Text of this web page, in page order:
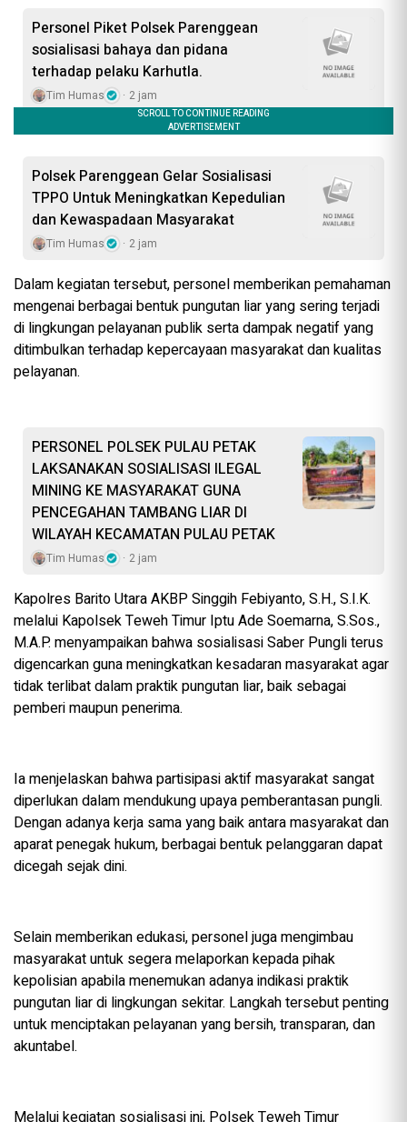
Personel Piket Polsek Parenggean
sosialisasi bahaya dan pidana
terhadap pelaku Karhutla.
Tim Humas 2 jam
Polsek Parenggean Gelar Sosialisasi
TPPO Untuk Meningkatkan Kepedulian
dan Kewaspadaan Masyarakat
Tim Humas 2 jam
Dalam kegiatan tersebut, personel memberikan pemahaman
mengenai berbagai bentuk pungutan liar yang sering terjadi
di lingkungan pelayanan publik serta dampak negatif yang
ditimbulkan terhadap kepercayaan masyarakat dan kualitas
pelayanan.
PERSONEL POLSEK PULAU PETAK
LAKSANAKAN SOSIALISASI ILEGAL
MINING KE MASYARAKAT GUNA
PENCEGAHAN TAMBANG LIAR DI
WILAYAH KECAMATAN PULAU PETAK
Tim Humas 2 jam
Kapolres Barito Utara AKBP Singgih Febiyanto, S.H., S.I.K.
melalui Kapolsek Teweh Timur Iptu Ade Soemarna, S.Sos.,
M.A.P. menyampaikan bahwa sosialisasi Saber Pungli terus
digencarkan guna meningkatkan kesadaran masyarakat agar
tidak terlibat dalam praktik pungutan liar, baik sebagai
pemberi maupun penerima.
Ia menjelaskan bahwa partisipasi aktif masyarakat sangat
diperlukan dalam mendukung upaya pemberantasan pungli.
Dengan adanya kerja sama yang baik antara masyarakat dan
aparat penegak hukum, berbagai bentuk pelanggaran dapat
dicegah sejak dini.
Selain memberikan edukasi, personel juga mengimbau
masyarakat untuk segera melaporkan kepada pihak
kepolisian apabila menemukan adanya indikasi praktik
pungutan liar di lingkungan sekitar. Langkah tersebut penting
untuk menciptakan pelayanan yang bersih, transparan, dan
akuntabel.
Melalui kegiatan sosialisasi ini, Polsek Teweh Timur